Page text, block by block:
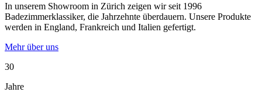
In unserem Showroom in Zürich zeigen wir seit 1996
Badezimmerklassiker, die Jahrzehnte überdauern. Unsere Produkte
werden in England, Frankreich und Italien gefertigt.
Mehr über uns
30
Jahre